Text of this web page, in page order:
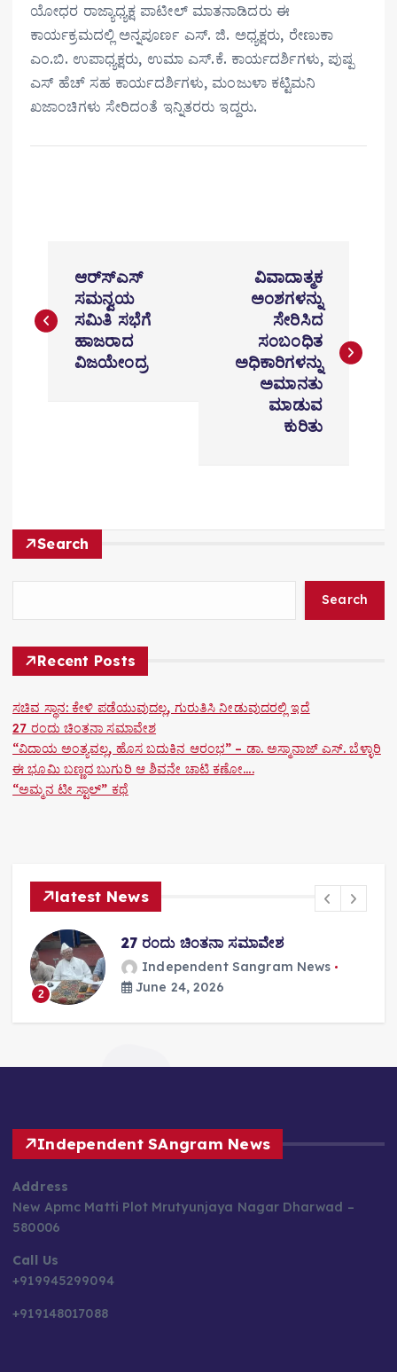
ಯೋಧರ ರಾಜ್ಯಾಧ್ಯಕ್ಷ ಪಾಟೀಲ್ ಮಾತನಾಡಿದರು ಈ
ಕಾರ್ಯಕ್ರಮದಲ್ಲಿ ಅನ್ನಪೂರ್ಣ ಎಸ್. ಜಿ. ಅಧ್ಯಕ್ಷರು, ರೇಣುಕಾ
ಎಂ.ಬಿ. ಉಪಾಧ್ಯಕ್ಷರು, ಉಮಾ ಎಸ್.ಕೆ. ಕಾರ್ಯದರ್ಶಿಗಳು, ಪುಷ್ಪ
ಎಸ್ ಹೆಚ್ ಸಹ ಕಾರ್ಯದರ್ಶಿಗಳು, ಮಂಜುಳಾ ಕಟ್ಟಿಮನಿ
ಖಜಾಂಚಿಗಳು ಸೇರಿದಂತೆ ಇನ್ನಿತರರು ಇದ್ದರು.
s
g
a
t
i
o
n
ಆರ್‌ಸ್ಎಸ್
ಸಮನ್ವಯ
ಸಮಿತಿ ಸಭೆಗೆ
ಹಾಜರಾದ
ವಿಜಯೇಂದ್ರ
ವಿವಾದಾತ್ಮಕ
ಅಂಶಗಳನ್ನು
ಸೇರಿಸಿದ
ಸಂಬಂಧಿತ
ಅಧಿಕಾರಿಗಳನ್ನು
ಅಮಾನತು
ಮಾಡುವ
ಕುರಿತು
Search
Search
Recent Posts
ಸಚಿವ ಸ್ಥಾನ: ಕೇಳಿ ಪಡೆಯುವುದಲ್ಲ, ಗುರುತಿಸಿ ನೀಡುವುದರಲ್ಲಿ ಇದೆ
27 ರಂದು ಚಿಂತನಾ ಸಮಾವೇಶ
“ವಿದಾಯ ಅಂತ್ಯವಲ್ಲ, ಹೊಸ ಬದುಕಿನ ಆರಂಭ” – ಡಾ. ಅಸ್ಮಾನಾಜ್ ಎಸ್. ಬೆಳ್ಳಾರಿ
ಈ ಭೂಮಿ ಬಣ್ಣದ ಬುಗುರಿ ಆ ಶಿವನೇ ಚಾಟಿ ಕಣೋ….
“ಅಮ್ಮನ ಟೀ ಸ್ಟಾಲ್” ಕಥೆ
latest News
2
27 ರಂದು ಚಿಂತನಾ ಸಮಾವೇಶ
Independent Sangram News
June 24, 2026
Independent SAngram News
Address
New Apmc Matti Plot Mrutyunjaya Nagar Dharwad –
580006
Call Us
+919945299094
+919148017088